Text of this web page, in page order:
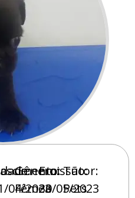
04/2023
Gênero:
Fêmea
Emissão:
30/05/2023
Tutor:
Pets